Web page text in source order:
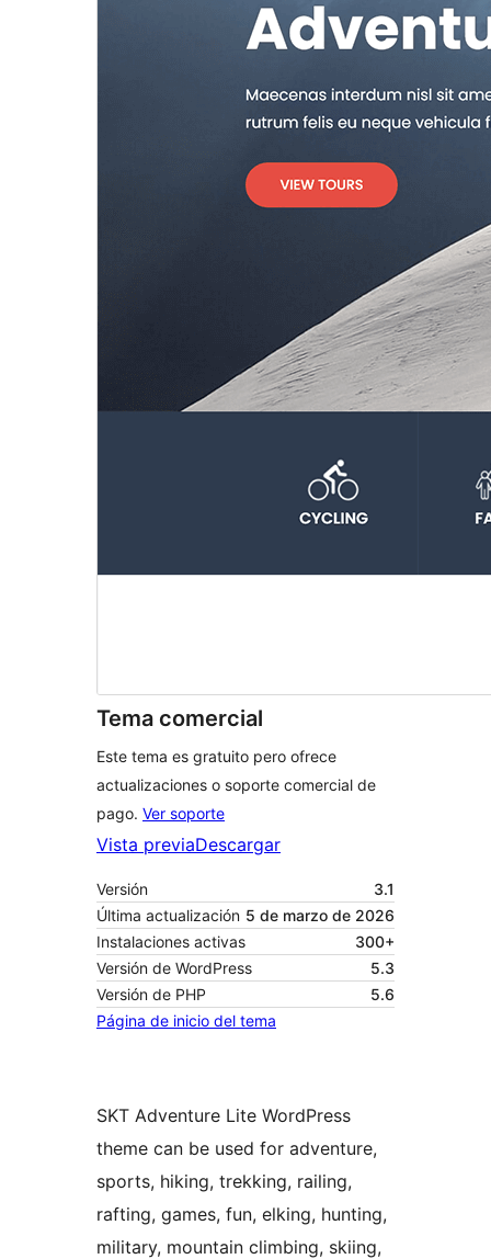
Tema comercial
Este tema es gratuito pero ofrece
actualizaciones o soporte comercial de
pago. Ver soporte
Vista previaDescargar
Versión
3.1
Última actualización 5 de marzo de 2026
Instalaciones activas
300+
Versión de WordPress
5.3
Versión de PHP
5.6
Página de inicio del tema
SKT Adventure Lite WordPress
theme can be used for adventure,
sports, hiking, trekking, railing,
rafting, games, fun, elking, hunting,
military, mountain climbing, skiing,